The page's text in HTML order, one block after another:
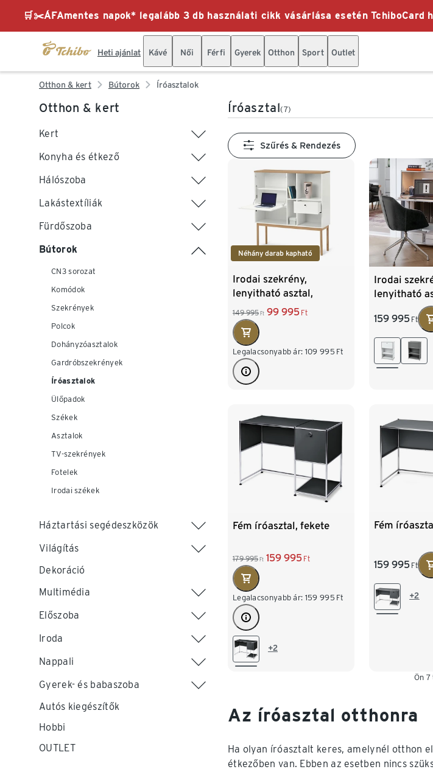
🛒✂️ÁFAmentes napok* legalább 3 db használati cikk vásárlása esetén
Heti ajánlat Kávé Női Férfi Gyerek Otthon Sport Outlet
Otthon & kert Bútorok Íróasztalok
Otthon & kert
Kert
Konyha és étkező
Hálószoba
Lakástextíliák
Fürdőszoba
Bútorok
CN3 sorozat
Komódok
Szekrények
Polcok
Dohányzóasztalok
Gardróbszekrények
Íróasztalok
Ülőpadok
Székek
Asztalok
TV-szekrények
Fotelek
Irodai székek
Háztartási segédeszközök
Világítás
Dekoráció
Multimédia
Előszoba
Iroda
Nappali
Gyerek- és babaszoba
Autós kiegészítők
Hobbi
OUTLET
Íróasztal(7)
Szűrés & Rendezés
Néhány darab kapható
Irodai szekrény,
lenyitható asztal,
"Bekeson"
149 995 Ft 99 995 Ft
Legalacsonyabb ár: 109 995 Ft
Irodai
lenyitható
159 995 Ft
Fém íróasztal, fekete
179 995 Ft 159 995 Ft
Legalacsonyabb ár: 159 995 Ft
+2
Fém
159 995 Ft
+2
Ön
Az íróasztal otthonra
Ha olyan íróasztalt keres, amelynél otthon
étkezőben van. Ebben az esetben nincs